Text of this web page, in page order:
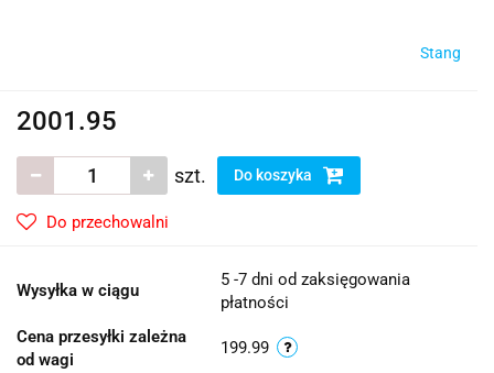
Stang
2001.95
szt. Do koszyka
Do przechowalni
Wysyłka w ciągu
5 -7 dni od zaksięgowania
płatności
Cena przesyłki zależna
od wagi
199.99